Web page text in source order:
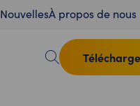
NouvellesÀ propos de nous